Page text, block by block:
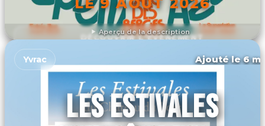
Aperçu de la description
DÉCOUVRIR L'ÉVÉNEMENT
Yvrac Ajouté le 6
LES ESTIVALES